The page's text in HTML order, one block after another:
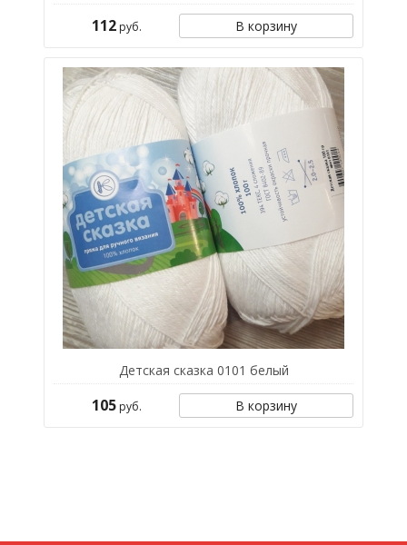
112руб. В корзину
Детская сказка 0101 белый
105руб. В корзину